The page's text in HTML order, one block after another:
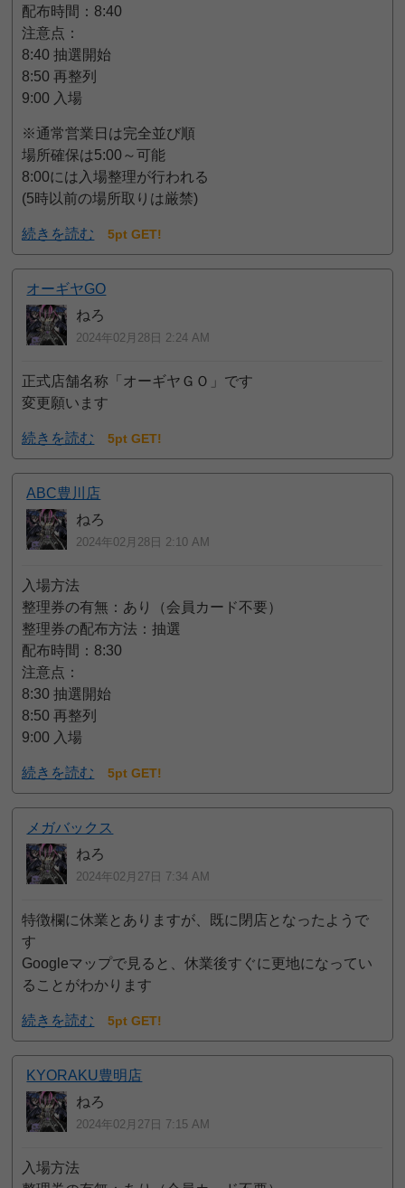
配布時間：8:40
注意点：
8:40 抽選開始
8:50 再整列
9:00 入場
※通常営業日は完全並び順
場所確保は5:00～可能
8:00には入場整理が行われる
(5時以前の場所取りは厳禁)
続きを読む 5pt GET!
オーギヤGO
ねろ
2024年02月28日 2:24 AM
正式店舗名称「オーギヤＧＯ」です
変更願います
続きを読む 5pt GET!
ABC豊川店
ねろ
2024年02月28日 2:10 AM
入場方法
整理券の有無：あり（会員カード不要）
整理券の配布方法：抽選
配布時間：8:30
注意点：
8:30 抽選開始
8:50 再整列
9:00 入場
続きを読む 5pt GET!
メガバックス
ねろ
2024年02月27日 7:34 AM
特徴欄に休業とありますが、既に閉店となったようで
す
Googleマップで見ると、休業後すぐに更地になってい
ることがわかります
続きを読む 5pt GET!
KYORAKU豊明店
ねろ
2024年02月27日 7:15 AM
入場方法